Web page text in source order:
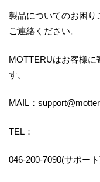
製品についてのお困
ご連絡ください。
MOTTERUはお客様に
す。
MAIL：
TEL：
046-200-7090(サポー